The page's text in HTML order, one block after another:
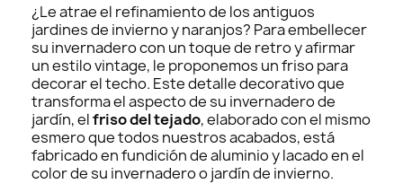
¿Le atrae el refinamiento de los antiguos
jardines de invierno y naranjos? Para embellecer
su invernadero con un toque de retro y afirmar
un estilo vintage, le proponemos un friso para
decorar el techo. Este detalle decorativo que
transforma el aspecto de su invernadero de
jardín, elfriso del tejado, elaborado con el mismo
esmero que todos nuestros acabados, está
fabricado en fundición de aluminio y lacado en el
color de su invernadero o jardín de invierno.